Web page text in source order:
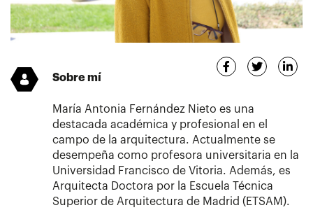
Sobre mí
María Antonia Fernández Nieto es una
destacada académica y profesional en el
campo de la arquitectura. Actualmente se
desempeña como profesora universitaria en la
Universidad Francisco de Vitoria. Además, es
Arquitecta Doctora por la Escuela Técnica
Superior de Arquitectura de Madrid (ETSAM).